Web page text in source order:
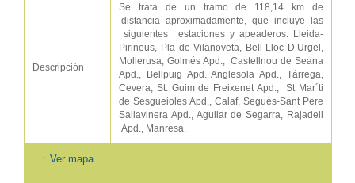
Descripción
Se trata de un tramo de 118,14 km de
distancia aproximadamente, que incluye las
siguientes estaciones y apeaderos: Lleida‐
Pirineus, Pla de Vilanoveta, Bell‐Lloc D’Urgel,
Mollerusa, Golmés Apd., Castellnou de Seana
Apd., Bellpuig Apd. Anglesola Apd., Tárrega,
Cevera, St. Guim de Freixenet Apd., St Mar´ti
de Sesgueioles Apd., Calaf, Segués‐Sant Pere
Sallavinera Apd., Aguilar de Segarra, Rajadell
Apd., Manresa.
↑ Ver mapa